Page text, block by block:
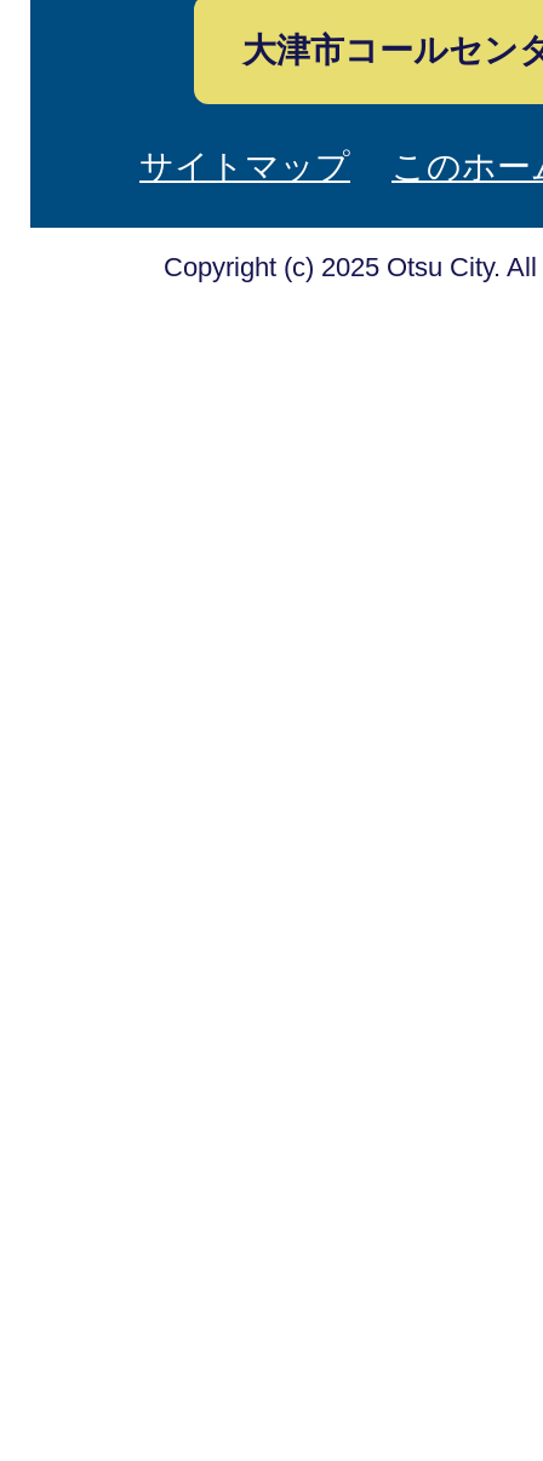
大津市コールセン
サイトマップ このホ
Copyright (c) 2025 Otsu City.